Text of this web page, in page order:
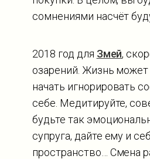
сомнениями насчёт
2018 год для Змей,
озарений. Жизнь
начать игнорировать
себе. Медитируйте,
будьте так
супруга, дайте ему и
пространство… Смена